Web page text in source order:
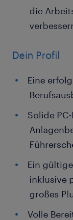
die
Dein Profil
Eine
Solide
Ein
inklusive
großes
Volle